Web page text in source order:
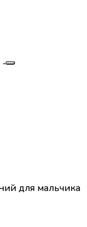
для мальчика